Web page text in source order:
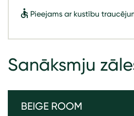
Pieejams ar kustību
Sanāksmju
BEIGE ROOM